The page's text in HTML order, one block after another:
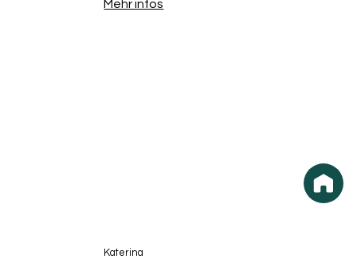
Mehr infos
Katerina